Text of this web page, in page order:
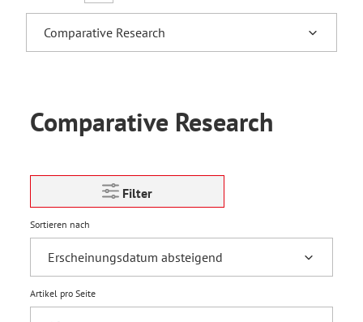
Comparative Research
Filter
Sortieren nach
Artikel pro Seite